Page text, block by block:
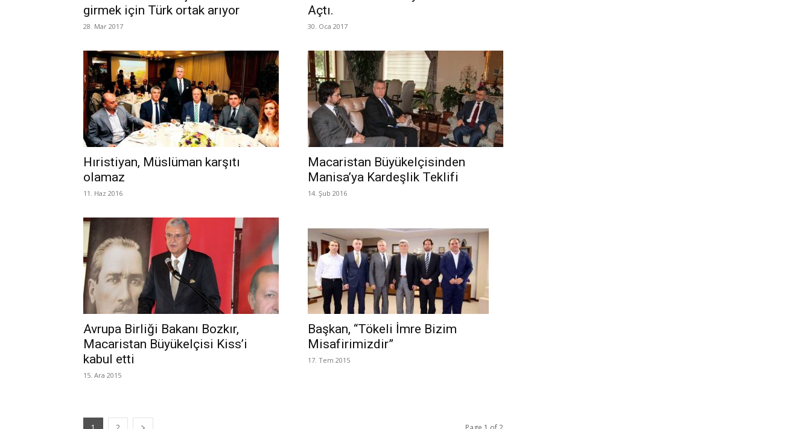
girmek için Türk ortak arıyor
28. Mar 2017
Açtı.
30. Oca 2017
Hıristiyan, Müslüman karşıtı
olamaz
11. Haz 2016
Macaristan Büyükelçisinden
Manisa’ya Kardeşlik Teklifi
14. Şub 2016
Avrupa Birliği Bakanı Bozkır,
Macaristan Büyükelçisi Kiss’i
kabul etti
15. Ara 2015
Başkan, “Tökeli İmre Bizim
Misafirimizdir”
17. Tem 2015